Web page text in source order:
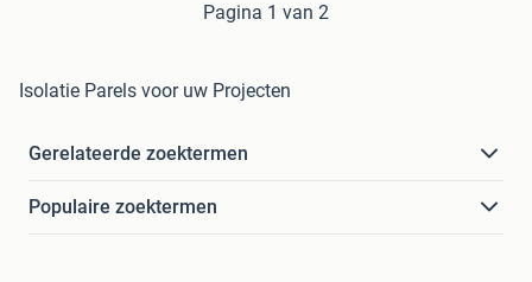
Pagina 1 van 2
Isolatie Parels voor uw Projecten
Gerelateerde zoektermen
Populaire zoektermen